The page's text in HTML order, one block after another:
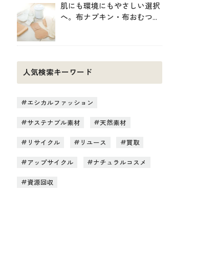
肌にも環境にもやさしい選択
へ。布ナプキン・布おむつの
人気検索キーワード
エシカルファッション
サステナブル素材 天然素材
リサイクル リユース 買取
アップサイクル ナチュラルコスメ
資源回収